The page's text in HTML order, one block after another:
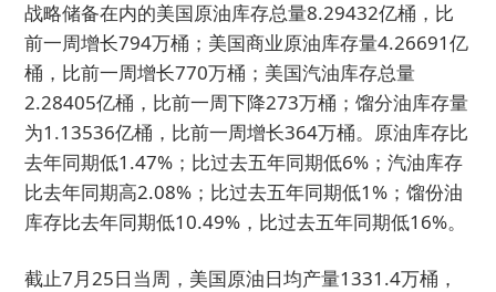
战略储备在内的美国原油库存总量8.29432亿桶，比
前一周增长794万桶；美国商业原油库存量4.26691亿
桶，比前一周增长770万桶；美国汽油库存总量
2.28405亿桶，比前一周下降273万桶；馏分油库存量
为1.13536亿桶，比前一周增长364万桶。原油库存比
去年同期低1.47%；比过去五年同期低6%；汽油库存
比去年同期高2.08%；比过去五年同期低1%；馏份油
库存比去年同期低10.49%，比过去五年同期低16%。
截止7月25日当周，美国原油日均产量1331.4万桶，